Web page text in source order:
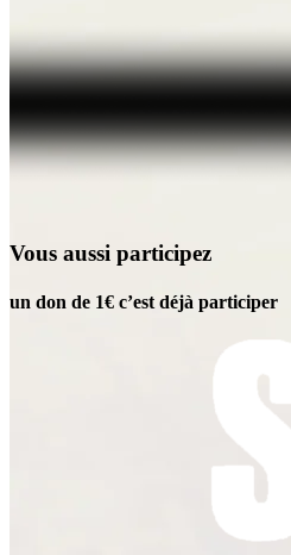
Vous aussi participez
un don de 1€ c’est déjà participer